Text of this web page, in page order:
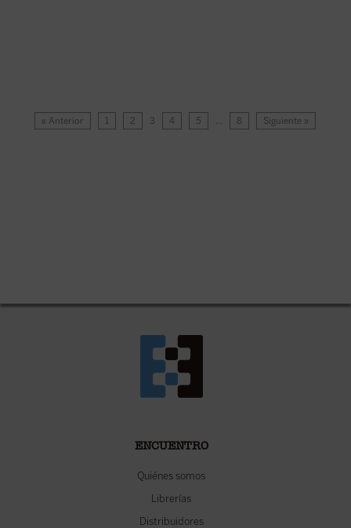
« Anterior 1 2 3 4 5 … 8 Siguiente »
ENCUENTRO
Quiénes somos
Librerías
Distribuidores